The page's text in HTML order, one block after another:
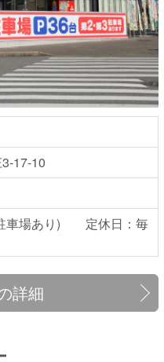
17-10
車場あり) 定休日：毎
詳細